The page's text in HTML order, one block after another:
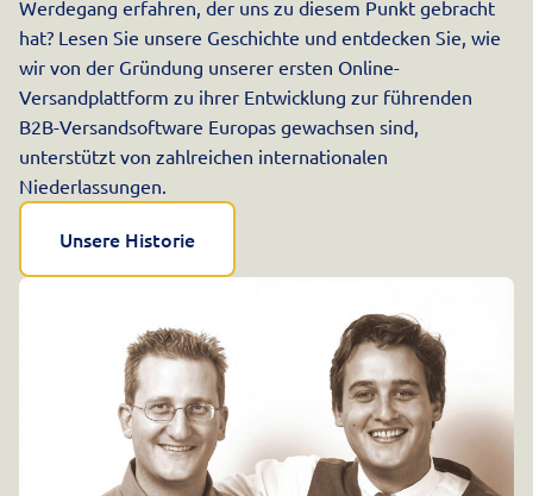
Werdegang erfahren, der uns zu diesem Punkt gebracht
hat? Lesen Sie unsere Geschichte und entdecken Sie, wie
wir von der Gründung unserer ersten Online-
Versandplattform zu ihrer Entwicklung zur führenden
B2B-Versandsoftware Europas gewachsen sind,
unterstützt von zahlreichen internationalen
Niederlassungen.
Unsere Historie